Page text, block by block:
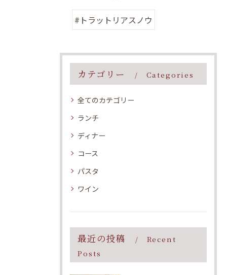
#トラットリアスノウ
カテゴリー Categories
全てのカテゴリー
ランチ
ディナー
コース
パスタ
ワイン
最近の投稿
Recent
Posts